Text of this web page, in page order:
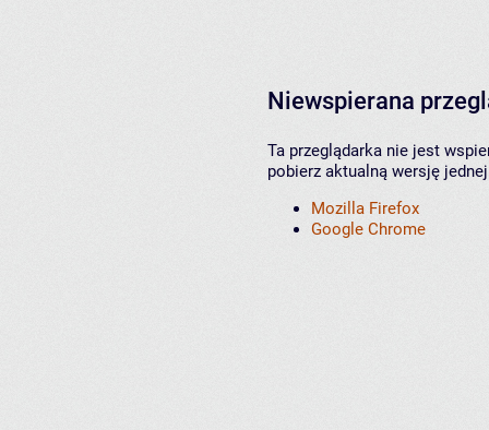
Niewspierana
Ta przeglądarka nie jest
pobierz aktualną wersję
Mozilla Firefox
Google Chrome